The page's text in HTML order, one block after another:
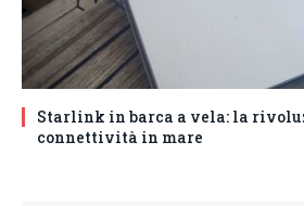
Starlink in barca a vela: la
connettività in mare